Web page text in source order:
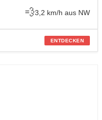
💨3,2 km/h aus NW
ENTDECKEN